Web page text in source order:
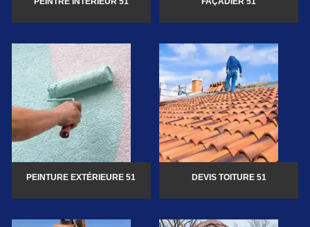
PEINTURE EXTÉRIEURE 51 DEVIS TOITURE 51